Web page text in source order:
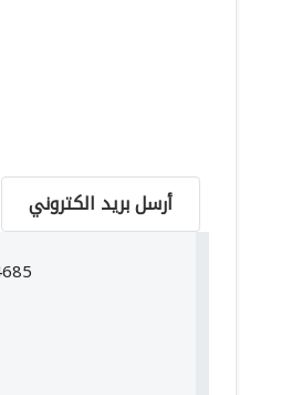
أرسل بريد الكتروني